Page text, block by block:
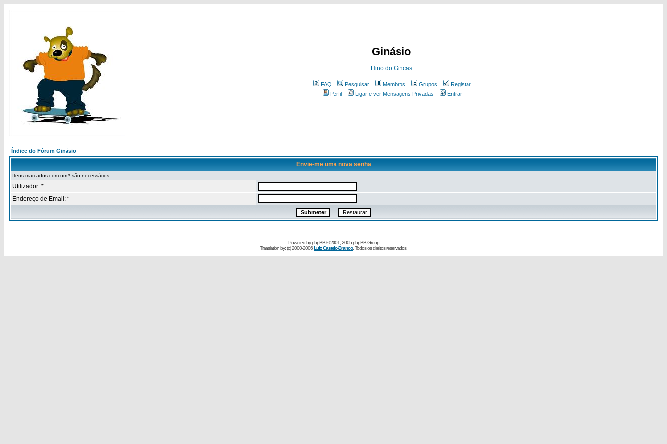
Ginásio
Hino do Gincas
FAQ Pesquisar Membros Grupos
Registar
Perfil
Ligar e ver Mensagens Privadas Entrar
Índice do Fórum Ginásio
Envie-me uma nova senha
Itens marcados com um * são necessários
Utilizador: *
Endereço de Email: *
Powered byphpBB© 2001, 2005 phpBB Group
Translation by: (c) 2000-2006Luiz Castelo-Branco, Todos os direitos reservados.